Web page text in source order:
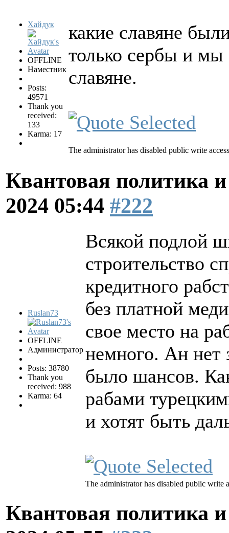
Хайдук
OFFLINE
Наместник
Posts:
49571
Thank you
received:
133
Karma: 17
какие славяне
только сербы и мы
славяне.
The administrator has disabled public write
Квантовая политика
2024 05:44 #222
Ruslan73
OFFLINE
Администратор
Posts: 38780
Thank you
received: 988
Karma: 64
Всякой подлой
строительство
кредитного
без платной
свое место на
немного. Ан нет
было шансов.
рабами
и хотят быть
The administrator has disabled public write
Квантовая политика